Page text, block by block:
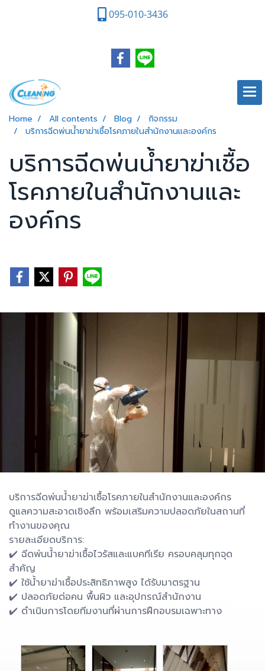
095-010-3436
Home All contents Blog
กิจกรรม
บริการฉีดพ่นน้ำยาฆ่าเชื้อโรคภายในสำนักงานและองค์กร
บริการฉีดพ่นน้ำยาฆ่าเชื้อ
โรคภายในสำนักงานและ
องค์กร
บริการฉีดพ่นน้ำยาฆ่าเชื้อโรคภายในสำนักงานและองค์กร
ดูแลความสะอาดเชิงลึก พร้อมเสริมความปลอดภัยในสถานที่
ทำงานของคุณ
รายละเอียดบริการ:
✔️ ฉีดพ่นน้ำยาฆ่าเชื้อไวรัสและแบคทีเรีย ครอบคลุมทุกจุด
สำคัญ
✔️ ใช้น้ำยาฆ่าเชื้อประสิทธิภาพสูง ได้รับมาตรฐาน
✔️ ปลอดภัยต่อคน พื้นผิว และอุปกรณ์สำนักงาน
✔️ ดำเนินการโดยทีมงานที่ผ่านการฝึกอบรมเฉพาะทาง